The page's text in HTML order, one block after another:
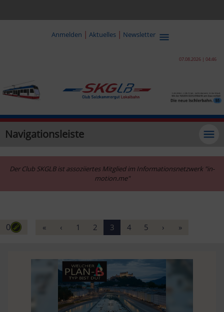
Anmelden | Aktuelles | Newsletter
07.08.2026 | 04:46
Navigationsleiste
Der Club SKGLB ist assoziiertes Mitglied im Informationsnetzwerk "in-
motion.me"
0 « ‹ 1 2 3 4 5 › »